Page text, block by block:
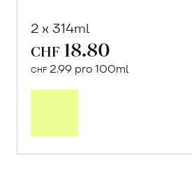
2 x 314ml
CHF 18.80
CHF 2.99 pro 100ml